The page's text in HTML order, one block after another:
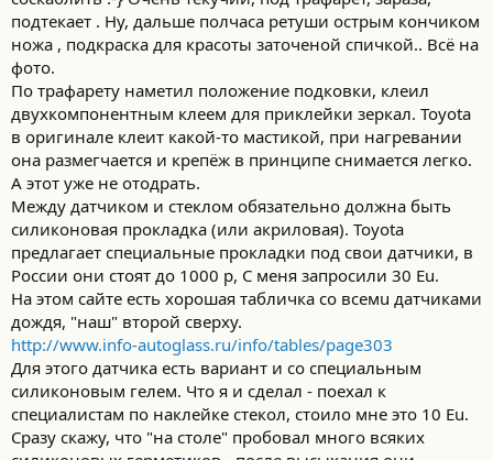
подтекает . Ну, дальше полчаса ретуши острым кончиком
ножа , подкраска для красоты заточеной спичкой.. Всё на
фото.
По трафарету наметил положение подковки, клеил
двухкомпонентным клеем для приклейки зеркал. Toyota
в оригинале клеит какой-то мастикой, при нагревании
она размегчается и крепёж в принципе снимается легко.
А этот уже не отодрать.
Между датчиком и стеклом обязательно должна быть
силиконовая прокладка (или акриловая). Toyota
предлагает специальные прокладки под свои датчики, в
России они стоят до 1000 р, С меня запросили 30 Eu.
На этом сайте есть хорошая табличка со всемu датчиками
дождя, "наш" второй сверху.
http://www.info-autoglass.ru/info/tables/page303
Для этого датчика есть вариант и сo специальным
силиконовым гелем. Что я и сделал - поехал к
специалистам по наклейке стекол, стоило мне это 10 Eu.
Сразу скажу, что "на столе" пробовал много всяких